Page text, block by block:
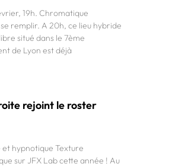
19h. Chromatique
remplir. A 20h, ce lieu hybride
situé dans le 7ème
de Lyon est déjà
rejoint le roster
et hypnotique Texture
sur JFX Lab cette année ! Au